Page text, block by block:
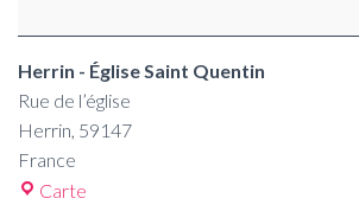
Herrin - Église Saint Quentin
Rue de l’église
Herrin, 59147
France
Carte